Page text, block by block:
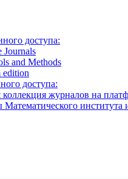
доступа:
Journals
and Methods
edition
доступа:
коллекция журналов на
Математического